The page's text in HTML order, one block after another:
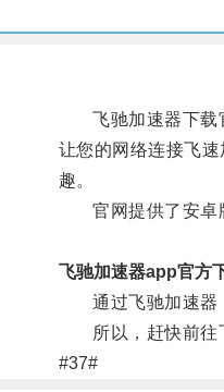
飞驰加速器下载官
让您的网络连接飞
趣。
官网提供了安卓版
飞驰加速器app官方
通过飞驰加速器，
所以，赶快前往飞
#37#